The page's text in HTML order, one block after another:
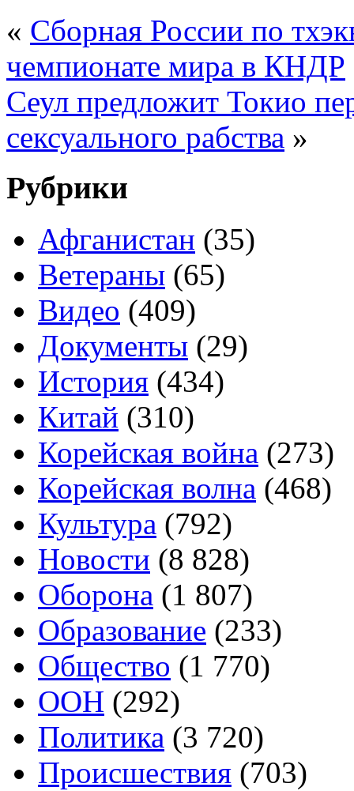
« Сборная России по
чемпионате мира в КНДР
Сеул предложит Токио
сексуального рабства »
Рубрики
Афганистан (35)
Ветераны (65)
Видео (409)
Документы (29)
История (434)
Китай (310)
Корейская война (273)
Корейская волна (468)
Культура (792)
Новости (8 828)
Оборона (1 807)
Образование (233)
Общество (1 770)
ООН (292)
Политика (3 720)
Происшествия (703)